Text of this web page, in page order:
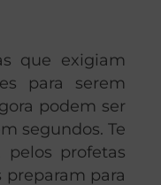
que exigiam
para serem
podem ser
segundos. Te
pelos profetas
preparam para